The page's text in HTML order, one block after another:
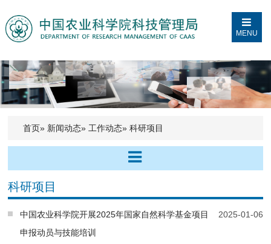
MENU
首页» 新闻动态» 工作动态» 科研项目
科研项目
2025-01-06
中国农业科学院开展2025年国家自然科学基金项目
申报动员与技能培训